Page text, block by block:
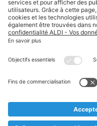
Textes marqués d'un
* Nous vendons ces
au cas où, malgré le
prématurément en rupture
** Sur ce site, l’utilisation